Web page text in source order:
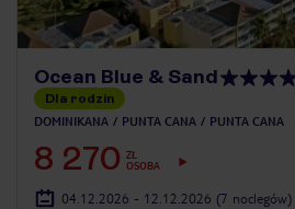
Ocean Blue & Sand
Dla rodzin
DOMINIKANA PUNTA CANA PUNTA CANA
8 270 ZŁ
OSOBA
04.12.2026 - 12.12.2026 (7 noclegów)